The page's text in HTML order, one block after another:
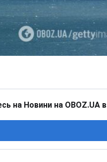
на Новини на OBOZ.UA в